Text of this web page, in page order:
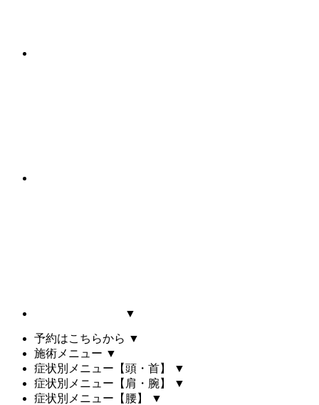
▼
予約はこちらから ▼
施術メニュー ▼
症状別メニュー【頭・首】
▼
症状別メニュー【肩・腕】
▼
症状別メニュー【腰】
▼